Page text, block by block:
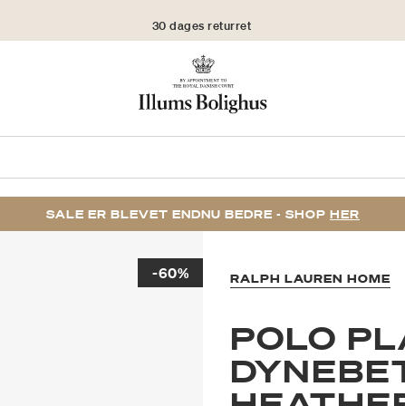
30 dages returret
SALE ER BLEVET ENDNU BEDRE - SHOP HER
-60% RALPH LAUREN HOME
POLO